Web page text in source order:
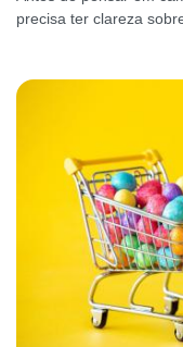
precisa ter clareza